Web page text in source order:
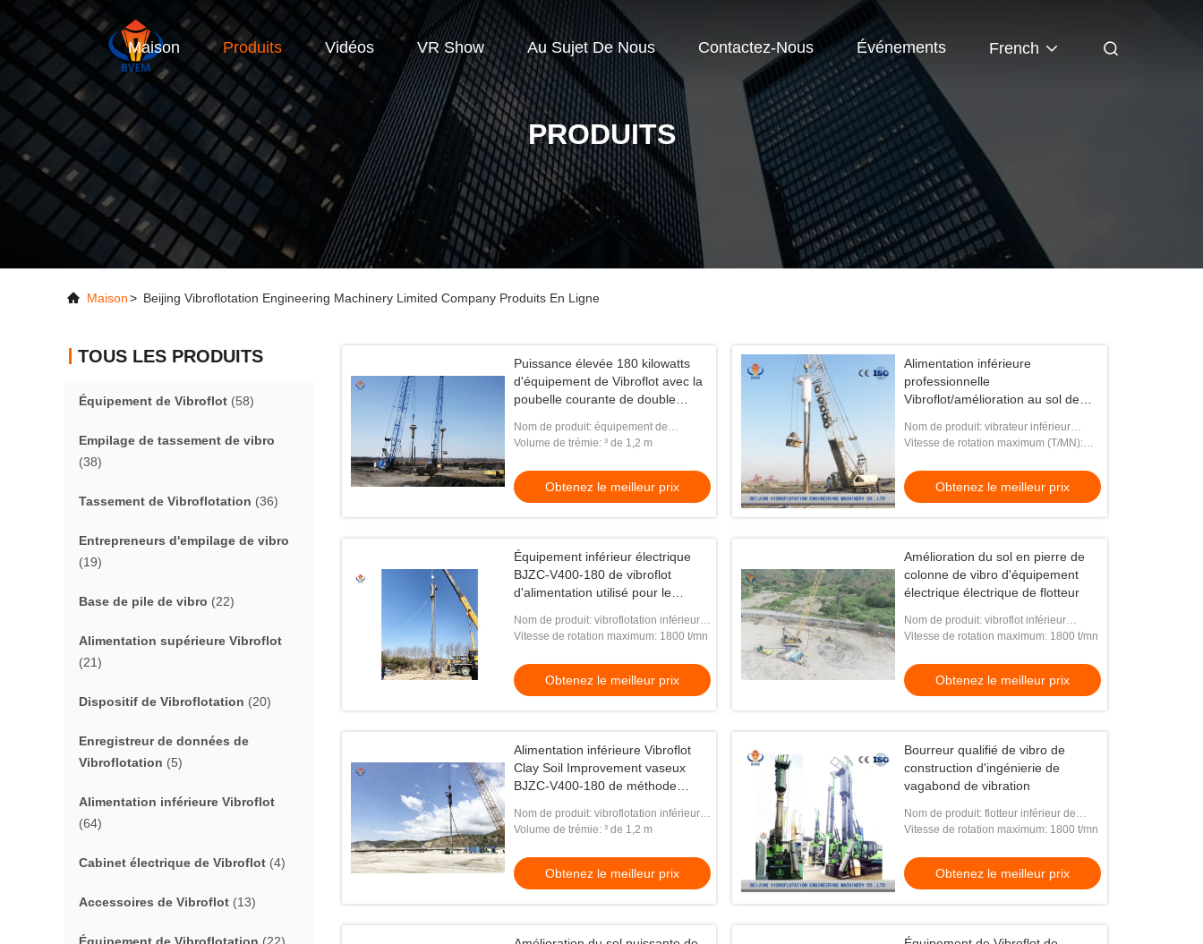
Maison Produits Vidéos VR Show Au Sujet De Nous Contactez-Nous Événements French
PRODUITS
Maison> Beijing Vibroflotation Engineering Machinery Limited Company Produits En Ligne
TOUS LES PRODUITS
Équipement de Vibroflot (58)
Empilage de tassement de vibro
(38)
Tassement de Vibroflotation (36)
Entrepreneurs d'empilage de vibro
(19)
Base de pile de vibro (22)
Alimentation supérieure Vibroflot
(21)
Dispositif de Vibroflotation (20)
Enregistreur de données de
Vibroflotation (5)
Alimentation inférieure Vibroflot
(64)
Cabinet électrique de Vibroflot (4)
Accessoires de Vibroflot (13)
Puissance élevée 180 kilowatts
d'équipement de Vibroflot avec la
poubelle courante de double
Nom de produit: équipement de
vibroflotation
Volume de trémie: ³ de 1,2 m
Obtenez le meilleur prix
Alimentation inférieure
professionnelle
Vibroflot/amélioration au sol de
Nom de produit: vibrateur inférieur
d'alimentation
Vitesse de rotation maximum (T/MN):
Obtenez le meilleur prix
Équipement inférieur électrique
BJZC-V400-180 de vibroflot
d'alimentation utilisé pour le
méthode
Nom de produit: vibroflotation inférieur
d'alimentation
Vitesse de rotation maximum: 1800 t/mn
Obtenez le meilleur prix
Amélioration du sol en pierre de
colonne de vibro d'équipement
électrique électrique de flotteur
Nom de produit: vibroflot inférieur
d'alimentation
Vitesse de rotation maximum: 1800 t/mn
Obtenez le meilleur prix
Alimentation inférieure Vibroflot
Clay Soil Improvement vaseux
BJZC-V400-180 de méthode
Nom de produit: vibroflotation inférieur
d'alimentation
Volume de trémie: ³ de 1,2 m
Obtenez le meilleur prix
Bourreur qualifié de vibro de
construction d'ingénierie de
vagabond de vibration
Nom de produit: flotteur inférieur de
vibro d'alimentation
Vitesse de rotation maximum: 1800 t/mn
Obtenez le meilleur prix